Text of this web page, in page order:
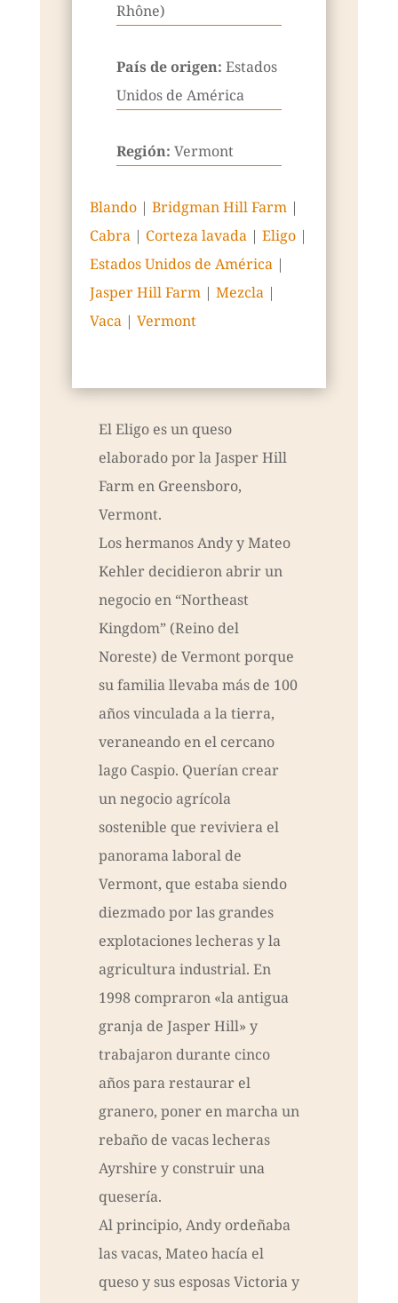
Rhône)
País de origen: Estados
Unidos de América
Región: Vermont
Blando| Bridgman Hill Farm|
Cabra| Corteza lavada| Eligo|
Estados Unidos de América|
Jasper Hill Farm| Mezcla|
Vaca| Vermont
El Eligo es un queso
elaborado por la Jasper Hill
Farm en Greensboro,
Vermont.
Los hermanos Andy y Mateo
Kehler decidieron abrir un
negocio en “Northeast
Kingdom” (Reino del
Noreste) de Vermont porque
su familia llevaba más de 100
años vinculada a la tierra,
veraneando en el cercano
lago Caspio. Querían crear
un negocio agrícola
sostenible que reviviera el
panorama laboral de
Vermont, que estaba siendo
diezmado por las grandes
explotaciones lecheras y la
agricultura industrial. En
1998 compraron «la antigua
granja de Jasper Hill» y
trabajaron durante cinco
años para restaurar el
granero, poner en marcha un
rebaño de vacas lecheras
Ayrshire y construir una
quesería.
Al principio, Andy ordeñaba
las vacas, Mateo hacía el
queso y sus esposas Victoria y